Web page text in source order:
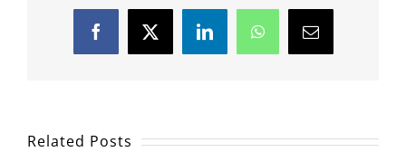
Facebook
X LinkedInWhatsAppEmail
Related Posts